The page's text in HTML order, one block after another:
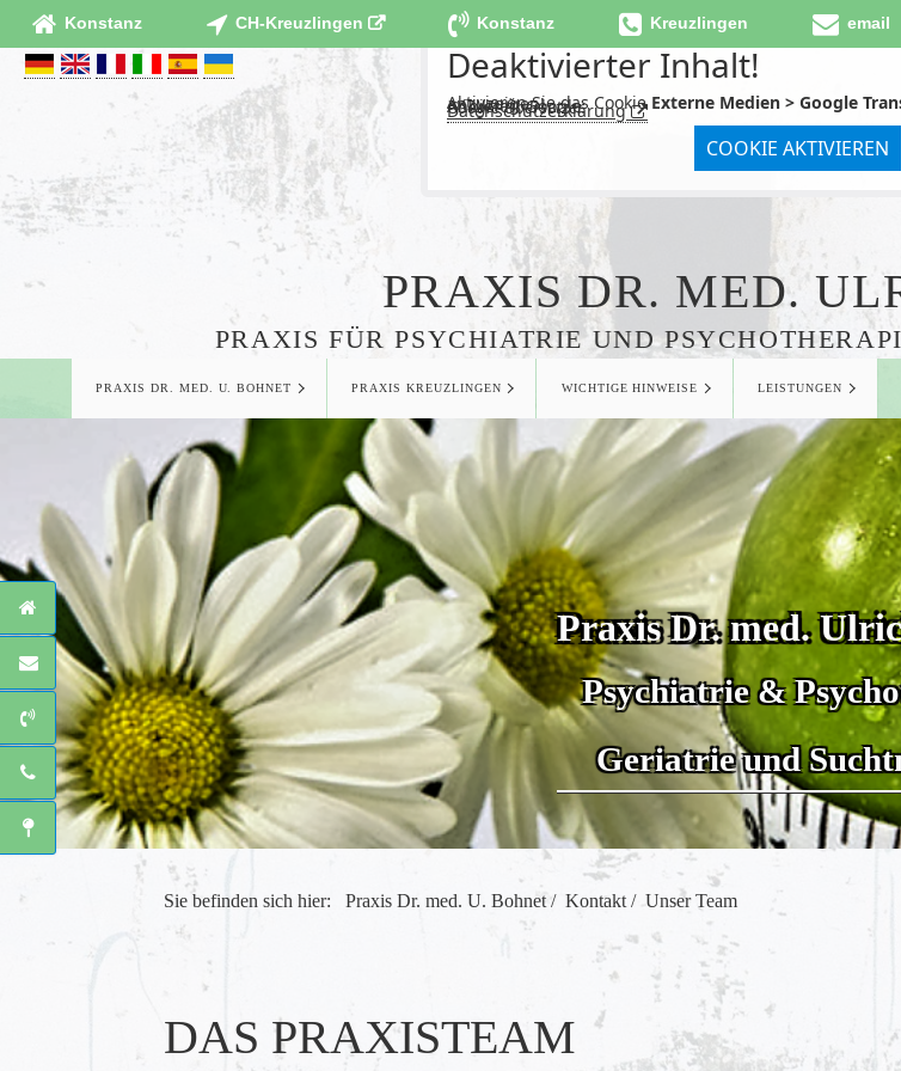
Deaktivierter Inhalt!
Aktivieren Sie das Cookie Externe Medien > Google
um diesen Inhalt anzuzeigen!
Anbieter: Google
Google Übersetzer.
Datenschutzerklärung
COOKIE AKTIVIEREN
Konstanz CH-Kreuzlingen Konstanz Kreuzlingen email
PRAXIS DR. MED.
PRAXIS FÜR PSYCHIATRIE UND
PRAXIS DR. MED. U. BOHNET PRAXIS KREUZLINGEN WICHTIGE HINWEISE LEISTUNGEN
Praxis Dr. med.
Psychiatrie &
Geriatrie und
Sie befinden sich hier: Praxis Dr. med. U. Bohnet / Kontakt / Unser Team
DAS PRAXISTEAM